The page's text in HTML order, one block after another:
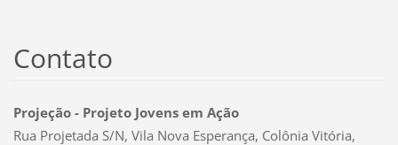
Contato
Projeção - Projeto Jovens em Ação
Rua Projetada S/N, Vila Nova Esperança, Colônia Vitória,